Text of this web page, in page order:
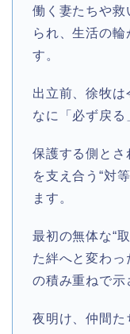
働く妻たちや救
られ、生活の輪
す。
出立前、徐牧
なに「必ず戻る
保護する側とさ
を支え合う“対
ます。
最初の無体な“
た絆へと変わ
の積み重ねで示
夜明け、仲間た